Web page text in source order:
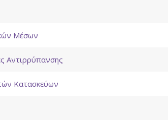
Μέσων
Αντιρρύπανσης
Κατασκεύων